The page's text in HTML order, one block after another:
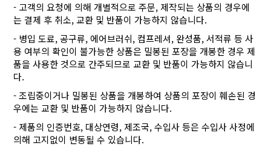
- 고객의 요청에 의해 개별적으로 주문, 제작되는 상품의 경우에
는 결제 후 취소, 교환 및 반품이 가능하지 않습니다.
- 병입 도료, 공구류, 에어브러쉬, 컴프레셔, 완성품, 서적류 등 사
용 여부의 확인이 불가능한 상품은 밀봉된 포장을 개봉한 경우 제
품을 사용한 것으로 간주되므로 교환 및 반품이 가능하지 않습니
다.
- 조립중이거나 밀봉된 상품을 개봉하여 상품의 포장이 훼손된 경
우에는 교환 및 반품이 가능하지 않습니다.
- 제품의 인증번호, 대상연령, 제조국, 수입사 등은 수입사 사정에
의해 고지없이 변동될 수 있습니다.